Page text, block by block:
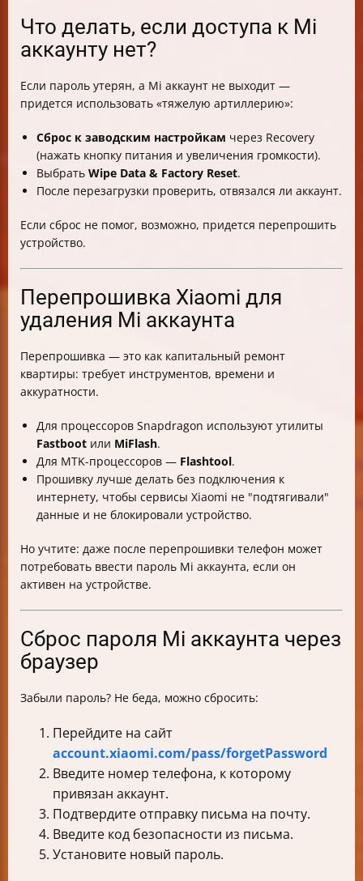
Что делать, если доступа к Mi
аккаунту нет?
Если пароль утерян, а Mi аккаунт не выходит —
придется использовать «тяжелую артиллерию»:
Сброс к заводским настройкам через Recovery
(нажать кнопку питания и увеличения громкости).
Выбрать Wipe Data & Factory Reset.
После перезагрузки проверить, отвязался ли аккаунт.
Если сброс не помог, возможно, придется перепрошить
устройство.
Перепрошивка Xiaomi для
удаления Mi аккаунта
Перепрошивка — это как капитальный ремонт
квартиры: требует инструментов, времени и
аккуратности.
Для процессоров Snapdragon используют утилиты
Fastboot или MiFlash.
Для MTK-процессоров — Flashtool.
Прошивку лучше делать без подключения к
интернету, чтобы сервисы Xiaomi не "подтягивали"
данные и не блокировали устройство.
Но учтите: даже после перепрошивки телефон может
потребовать ввести пароль Mi аккаунта, если он
активен на устройстве.
Сброс пароля Mi аккаунта через
браузер
Забыли пароль? Не беда, можно сбросить:
Перейдите на сайт
account.xiaomi.com/pass/forgetPassword
Введите номер телефона, к которому
привязан аккаунт.
Подтвердите отправку письма на почту.
Введите код безопасности из письма.
Установите новый пароль.